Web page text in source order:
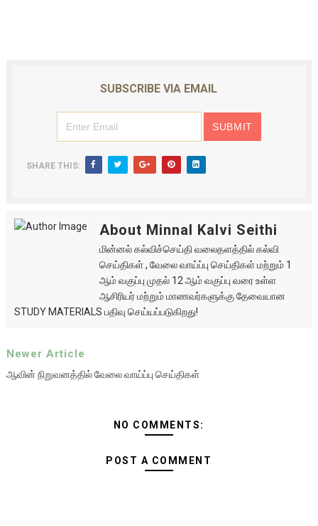
SUBSCRIBE VIA EMAIL
SHARE THIS:
About Minnal Kalvi Seithi
மின்னல் கல்விச்செய்தி வலைதளத்தில் கல்வி
செய்திகள் , வேலை வாய்ப்பு செய்திகள் மற்றும் 1
ஆம் வகுப்பு முதல் 12 ஆம் வகுப்பு வரை உள்ள
ஆசிரியர் மற்றும் மாணவர்களுக்கு தேவையான
STUDY MATERIALS பதிவு செய்யப்படுகிறது!
Newer Article
ஆவின் நிறுவனத்தில் வேலை வாய்ப்பு செய்திகள்
NO COMMENTS:
POST A COMMENT